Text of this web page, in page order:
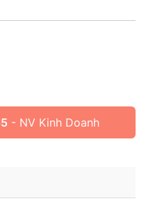
- NV Kinh Doanh